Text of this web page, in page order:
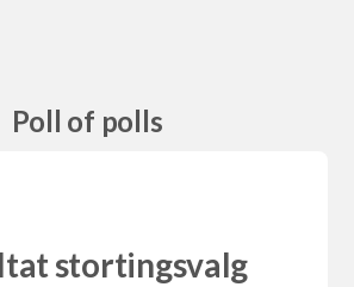
Poll of polls
stortingsvalg